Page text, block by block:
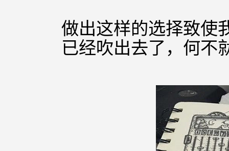
做出这样的选择致使
已经吹出去了，何